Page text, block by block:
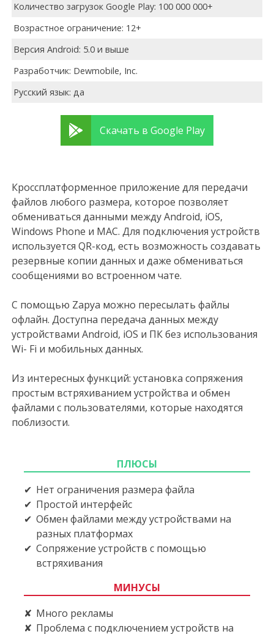
Количество загрузок Google Play: 100 000 000+
Возрастное ограничение: 12+
Версия Android: 5.0 и выше
Разработчик: Dewmobile, Inc.
Русский язык: да
Скачать в Google Play
Кроссплатформенное приложение для передачи
файлов любого размера, которое позволяет
обмениваться данными между Android, iOS,
Windows Phone и MAC. Для подключения устройств
используется QR-код, есть возможность создавать
резервные копии данных и даже обмениваться
сообщениями во встроенном чате.
С помощью Zapya можно пересылать файлы
офлайн. Доступна передача данных между
устройствами Android, iOS и ПК без использования
Wi- Fi и мобильных данных.
Из интересных функций: установка сопряжения
простым встряхиванием устройства и обмен
файлами с пользователями, которые находятся
поблизости.
ПЛЮСЫ
Нет ограничения размера файла
Простой интерфейс
Обмен файлами между устройствами на
разных платформах
Сопряжение устройств с помощью
встряхивания
МИНУСЫ
Много рекламы
Проблема с подключением устройств на